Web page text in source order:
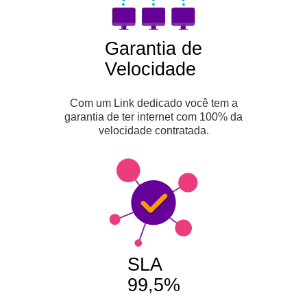
Garantia de
Velocidade
Com um Link dedicado você tem a
garantia de ter internet com 100% da
velocidade contratada.
SLA
99,5%